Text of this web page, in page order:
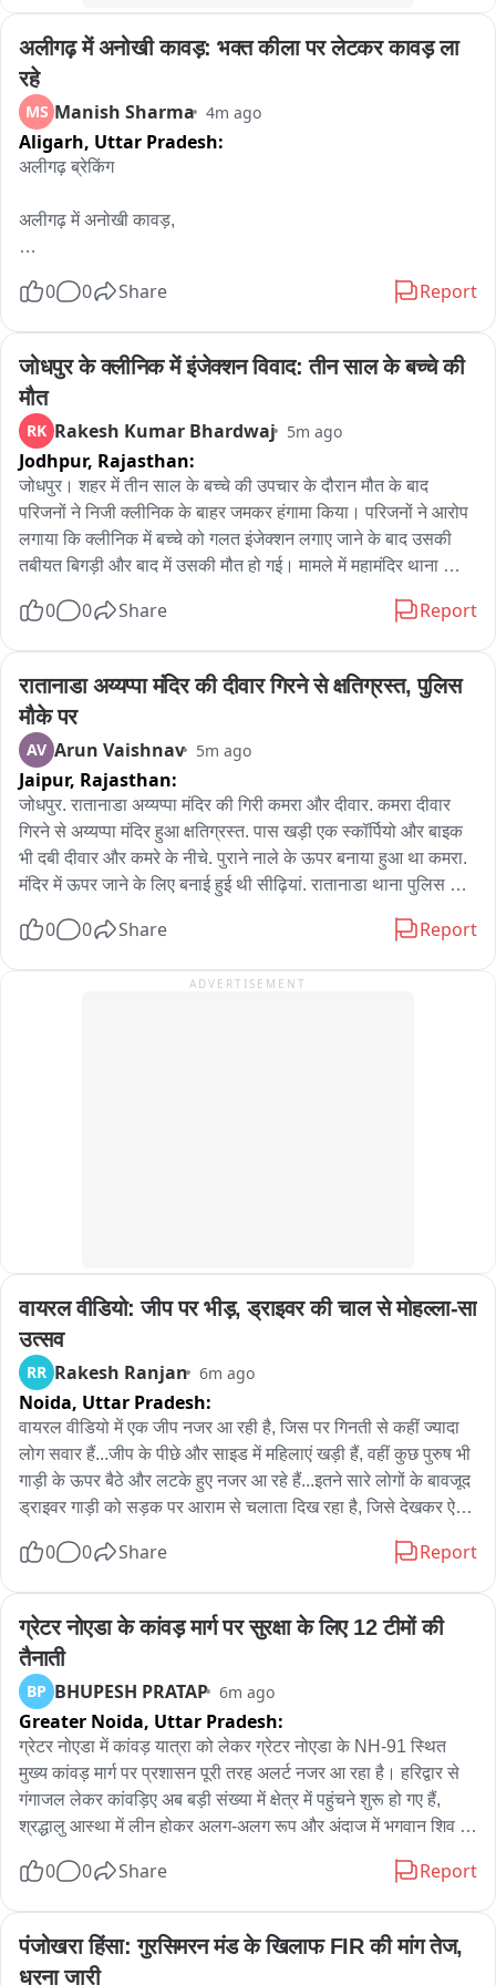
( बाइट 1,2– गणेश गोदियाल,प्रदेश अध्यक्ष,कांग्रेस)
( बाइट– हरक सिंह रावत, प्रभारी चुनाव प्रबंधन समिति)
पीटीसी विजय आहूजा
अलीगढ़ में अनोखी कावड़: भक्त कीला पर लेटकर कावड़ ला
रहे
MS Manish Sharma 4m ago
Aligarh, Uttar Pradesh:
अलीगढ़ ब्रेकिंग
अलीगढ़ में अनोखी कावड़,
पंचमुखी महादेव जी के मंदिर जरूत में चढ़ती है कीला डाक कावड़,
रामघाट से जारोठी कावड़ लेकर जा रहा संजय कुमार,
0 0 Share Report
जोधपुर के क्लीनिक में इंजेक्शन विवाद: तीन साल के बच्चे की
मौत
RK Rakesh Kumar Bhardwaj 5m ago
Jodhpur, Rajasthan:
जोधपुर। शहर में तीन साल के बच्चे की उपचार के दौरान मौत के बाद
परिजनों ने निजी क्लीनिक के बाहर जमकर हंगामा किया। परिजनों ने आरोप
लगाया कि क्लीनिक में बच्चे को गलत इंजेक्शन लगाए जाने के बाद उसकी
तबीयत बिगड़ी और बाद में उसकी मौत हो गई। मामले में महामंदिर थाना
जानकारी के अनुसार बावड़ी निवासी तीन वर्षीय जियांश पुत्र अनीश आचार्य
पहले मानजी का हत्था क्षेत्र स्थित राज धारीवाल क्लीनिक लेकर पहुंचे। यहां
उपचार के बाद भी बच्चे की हालत में सुधार नहीं हुआ। इसके बाद उसे उम्मेद
अस्पताल रेफर किया गया, जहां चिकित्सकों ने उसे मृत घोषित कर दिया।
बच्चे की मौत की सूचना मिलते ही परिजन वापस निजी क्लीनिक पहुंचे और
गलत इंजेक्शन लगाने का आरोप लगाते हुए हंगामा किया। सूचना पर महामंदिर
थाना पुलिस मौके पर पहुंची और समझाइश कर मामला शांत करवाया। पुलिस
ने शव को महात्मा गांधी अस्पताल की मोर्चरी में रखवाया है। पोस्टमार्टम की
प्रक्रिया को लेकर अस्पताल प्रशासन और संबंधित जिम्मेदारों से संपर्क
किया जा रहा है。
उसे इंजेक्शन देकर तत्काल अस्पताल रेफर किया गया था। पुलिस अब
0 0 Share Report
रातानाडा अय्यप्पा मंदिर की दीवार गिरने से क्षतिग्रस्त, पुलिस
मौके पर
AV Arun Vaishnav 5m ago
Jaipur, Rajasthan:
जोधपुर. रातानाडा अय्यप्पा मंदिर की गिरी कमरा और दीवार. कमरा दीवार
गिरने से अय्यप्पा मंदिर हुआ क्षतिग्रस्त. पास खड़ी एक स्कॉर्पियो और बाइक
भी दबी दीवार और कमरे के नीचे. पुराने नाले के ऊपर बनाया हुआ था कमरा.
मंदिर में ऊपर जाने के लिए बनाई हुई थी सीढ़ियां. रातानाडा थाना पुलिस मौके
0 0 Share Report
ADVERTISEMENT
वायरल वीडियो: जीप पर भीड़, ड्राइवर की चाल से मोहल्ला-सा
उत्सव
RR Rakesh Ranjan 6m ago
Noida, Uttar Pradesh:
वायरल वीडियो में एक जीप नजर आ रही है, जिस पर गिनती से कहीं ज्यादा
लोग सवार हैं...जीप के पीछे और साइड में महिलाएं खड़ी हैं, वहीं कुछ पुरुष भी
गाड़ी के ऊपर बैठे और लटके हुए नजर आ रहे हैं...इतने सारे लोगों के बावजूद
ड्राइवर गाड़ी को सड़क पर आराम से चलाता दिख रहा है, जिसे देखकर ऐसा
रहे हों
ड्राइवर की स्किल देख घूम गया दिमाग
0 0 Share Report
ग्रेटर नोएडा के कांवड़ मार्ग पर सुरक्षा के लिए 12 टीमों की
तैनाती
BP BHUPESH PRATAP 6m ago
Greater Noida, Uttar Pradesh:
ग्रेटर नोएडा में कांवड़ यात्रा को लेकर ग्रेटर नोएडा के NH-91 स्थित
मुख्य कांवड़ मार्ग पर प्रशासन पूरी तरह अलर्ट नजर आ रहा है। हरिद्वार से
गंगाजल लेकर कांवड़िए अब बड़ी संख्या में क्षेत्र में पहुंचने शुरू हो गए हैं,
श्रद्धालु आस्था में लीन होकर अलग-अलग रूप और अंदाज में भगवान शिव की
तहसील प्रशासन की ओर से विशेष इंतजाम किए गए हैं।
एसडीएम दादरी अमरेंद्र कुमार के नेतृत्व में प्रशासनिक टीम श्रद्धालुओं पर
पुष्प वर्षा कर उनका स्वागत कर रही है। कांवड़ियों को माला पहनाने के साथ
0 0 Share Report
पंजोखरा हिंसा: गुरसिमरन मंड के खिलाफ FIR की मांग तेज,
धरना जारी